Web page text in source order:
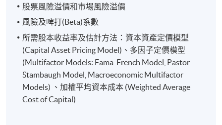
股票風險溢價和市場風險溢價
風險及啤打(Beta)系數
所需股本收益率及估計方法：資本資產定價模型
(Capital Asset Pricing Model)、多因子定價模型
(Multifactor Models: Fama-French Model, Pastor-
Stambaugh Model, Macroeconomic Multifactor
Models) 、加權平均資本成本 (Weighted Average
Cost of Capital)